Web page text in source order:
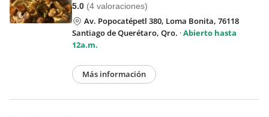
5.0 (4 valoraciones)
Av. Popocatépetl 380, Loma Bonita, 76118
Santiago de Querétaro, Qro. ·Abierto hasta
12a.m.
Más información